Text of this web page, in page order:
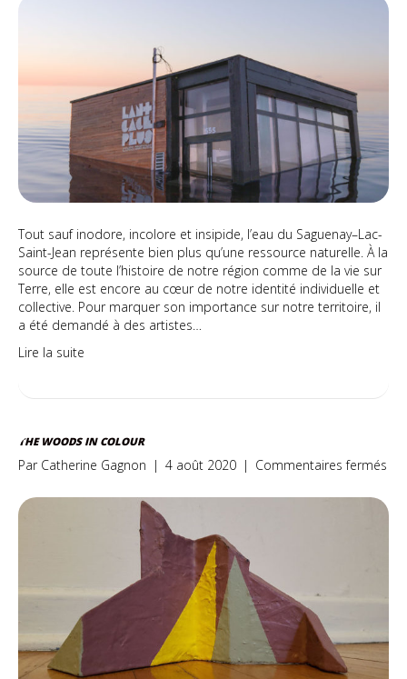
Tout sauf inodore, incolore et insipide, l’eau du Saguenay–Lac-
Saint-Jean représente bien plus qu’une ressource naturelle. À la
source de toute l’histoire de notre région comme de la vie sur
Terre, elle est encore au cœur de notre identité individuelle et
collective. Pour marquer son importance sur notre territoire, il
a été demandé à des artistes…
Lire la suite
THE WOODS IN COLOUR
Par Catherine Gagnon | 4 août 2020 | Commentaires fermés
in